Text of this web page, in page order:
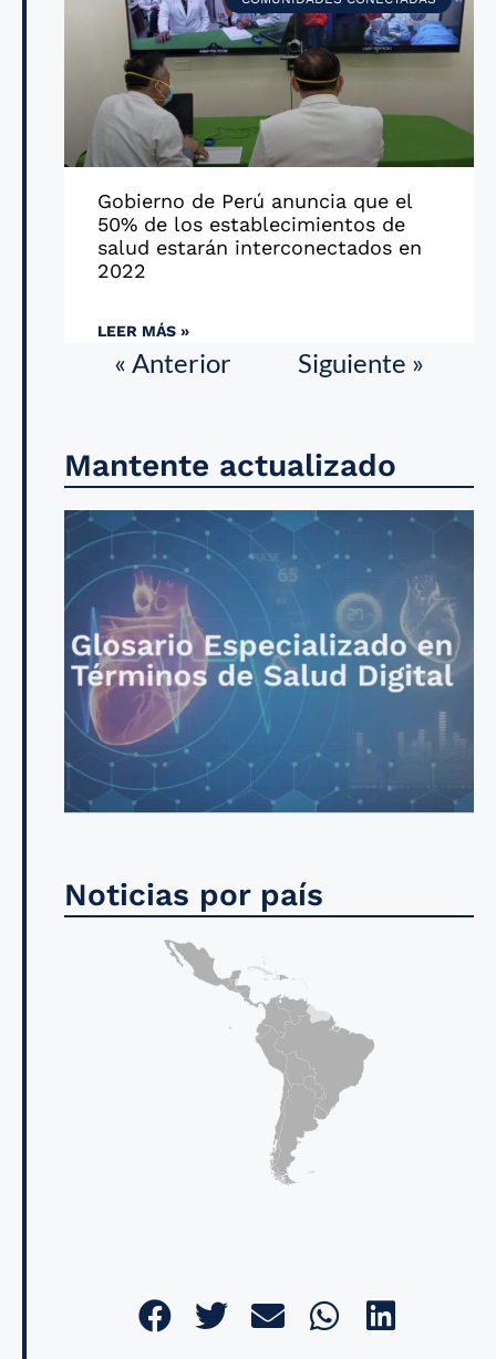
Gobierno de Perú anuncia que el
50% de los establecimientos de
salud estarán interconectados en
2022
LEER MÁS »
« Anterior Siguiente »
Mantente actualizado
Noticias por país